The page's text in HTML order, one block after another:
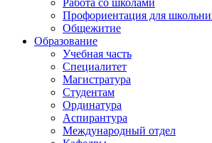
Работа со школами
Профориентация для
Общежитие
Образование
Учебная часть
Специалитет
Магистратура
Студентам
Ординатура
Аспирантура
Международный отдел